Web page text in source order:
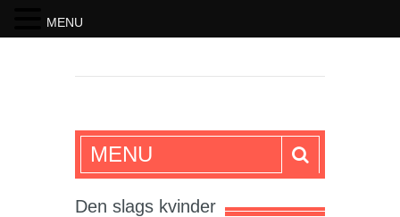
SKRIFTEN
MENU
Den slags kvinder
MENU